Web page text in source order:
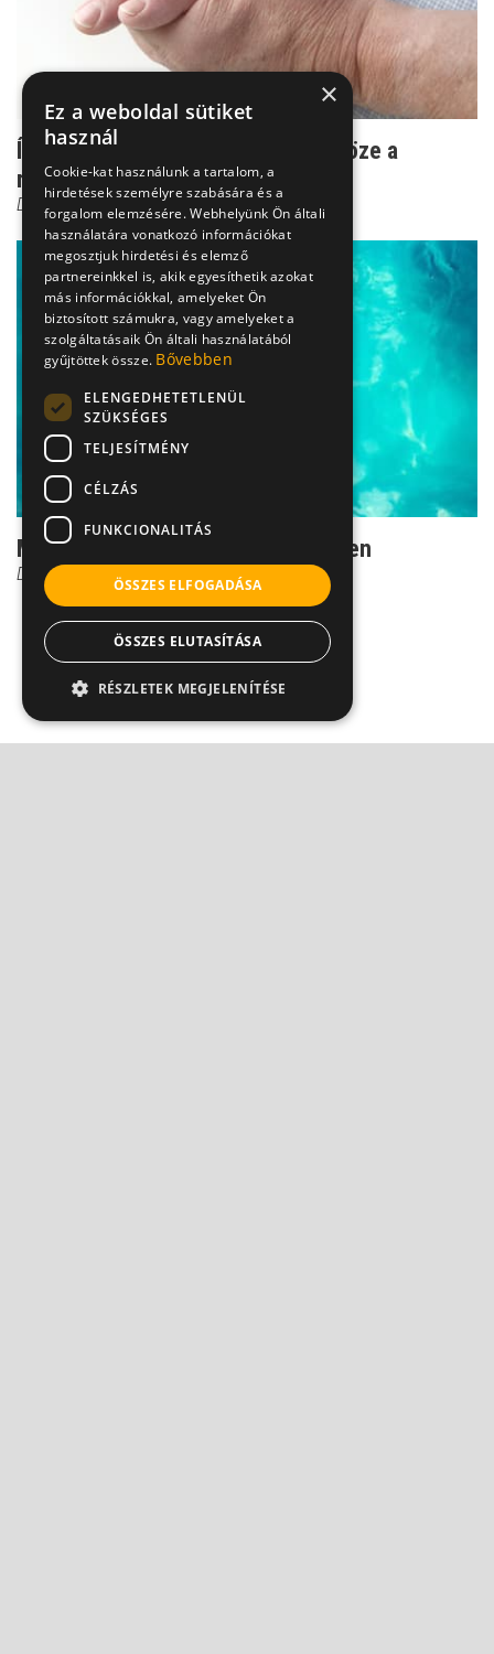
Ízületi gyulladás: sokszor semmi köze a
reumához
Dr. Boross György
Mozgással az ízületi problémák ellen
Dr. Boross György
×
Ez a weboldal sütiket
használ
Cookie-kat használunk a tartalom, a
hirdetések személyre szabására és a
forgalom elemzésére. Webhelyünk Ön általi
használatára vonatkozó információkat
megosztjuk hirdetési és elemző
partnereinkkel is, akik egyesíthetik azokat
más információkkal, amelyeket Ön
biztosított számukra, vagy amelyeket a
szolgáltatásaik Ön általi használatából
gyűjtöttek össze. Bővebben
ELENGEDHETETLENÜL
SZÜKSÉGES
TELJESÍTMÉNY
CÉLZÁS
FUNKCIONALITÁS
ÖSSZES ELFOGADÁSA
ÖSSZES ELUTASÍTÁSA
RÉSZLETEK MEGJELENÍTÉSE